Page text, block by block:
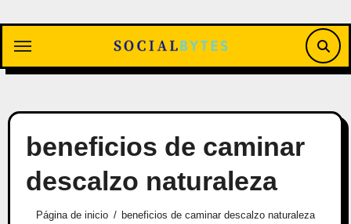
contenido
beneficios de caminar
descalzo naturaleza
Página de inicio beneficios de caminar descalzo naturaleza